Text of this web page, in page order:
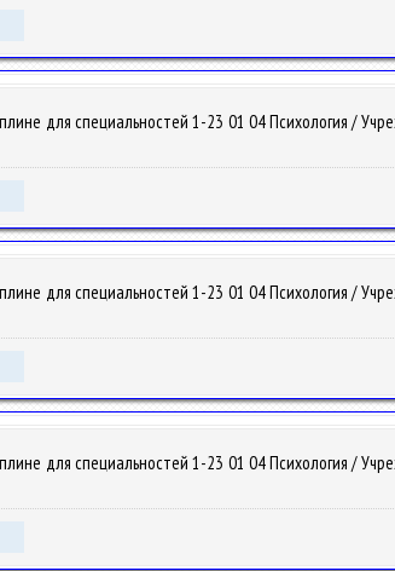
для специальностей 1-23 01 04 Психология /
для специальностей 1-23 01 04 Психология /
для специальностей 1-23 01 04 Психология /